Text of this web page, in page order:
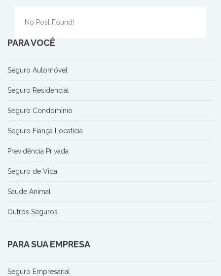
No Post Found!
PARA VOCÊ
Seguro Automóvel
Seguro Residencial
Seguro Condomínio
Seguro Fiança Locatícia
Previdência Privada
Seguro de Vida
Saúde Animal
Outros Seguros
PARA SUA EMPRESA
Seguro Empresarial